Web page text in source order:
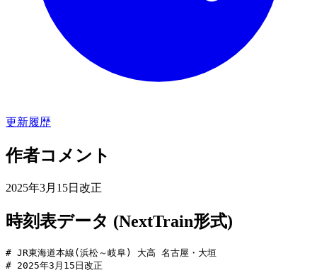
更新履歴
作者コメント
2025年3月15日改正
時刻表データ (NextTrain形式)
# JR東海道本線(浜松～岐阜) 大高 名古屋・大垣
# 2025年3月15日改正